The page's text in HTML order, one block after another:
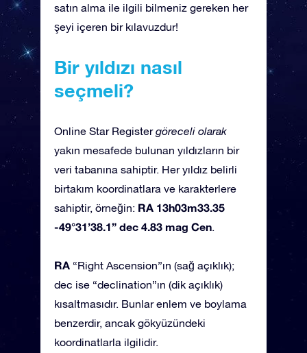
satın alma ile ilgili bilmeniz gereken her
şeyi içeren bir kılavuzdur!
Bir yıldızı nasıl
seçmeli?
Online Star Registergöreceli olarak
yakın mesafede bulunan yıldızların bir
veri tabanına sahiptir. Her yıldız belirli
birtakım koordinatlara ve karakterlere
sahiptir, örneğin: RA 13h03m33.35
-49°31’38.1” dec 4.83 mag Cen.
RA “Right Ascension”ın (sağ açıklık);
dec ise “declination”ın (dik açıklık)
kısaltmasıdır. Bunlar enlem ve boylama
benzerdir, ancak gökyüzündeki
koordinatlarla ilgilidir.